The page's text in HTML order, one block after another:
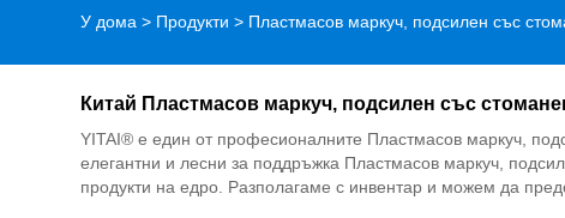
У дома > Продукти > Пластмасов маркуч, подсилен със
Китай Пластмасов маркуч, подсилен със
YITAI® е един от професионалните Пластмасов маркуч,
елегантни и лесни за поддръжка Пластмасов маркуч,
продукти на едро. Разполагаме с инвентар и можем да